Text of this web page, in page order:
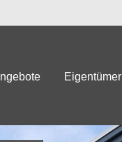
Eigentümer